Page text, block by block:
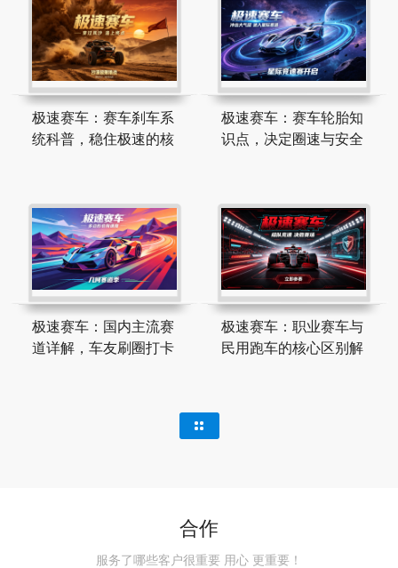
极速赛车：赛车刹车系
统科普，稳住极速的核
极速赛车：赛车轮胎知
识点，决定圈速与安全
极速赛车：国内主流赛
道详解，车友刷圈打卡
极速赛车：职业赛车与
民用跑车的核心区别解
合作
服务了哪些客户很重要 用心 更重要！